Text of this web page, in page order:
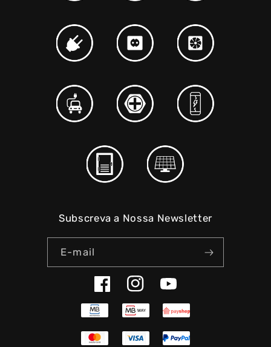
Subscreva a Nossa Newsletter
E-mail
FacebookInstagramYouTube